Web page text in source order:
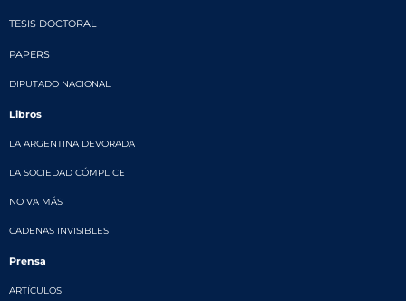
TESIS DOCTORAL
PAPERS
DIPUTADO NACIONAL
Libros
LA ARGENTINA DEVORADA
LA SOCIEDAD CÓMPLICE
NO VA MÁS
CADENAS INVISIBLES
Prensa
ARTÍCULOS